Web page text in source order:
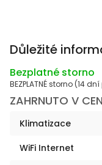
Důležité
Bezplatné storno
BEZPLATNÉ storno (14
ZAHRNUTO V
Klimatizace
WiFi Internet